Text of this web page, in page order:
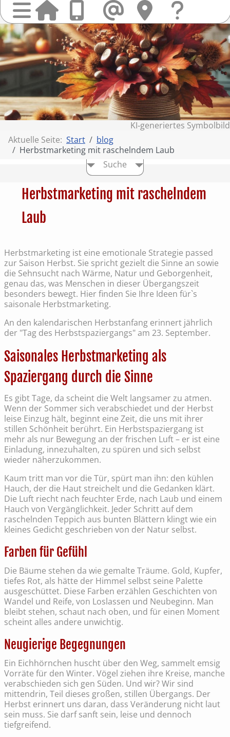
Anrufen
Mail
finden
Sie
uns
&
KI‑generiertes Symbolbild
Aktuelle Seite: Start
blog
Herbstmarketing mit raschelndem Laub
Suche
Herbstmarketing mit raschelndem
Laub
Herbstmarketing ist eine emotionale Strategie passed
zur Saison Herbst. Sie spricht gezielt die Sinne an sowie
die Sehnsucht nach Wärme, Natur und Geborgenheit,
genau das, was Menschen in dieser Übergangszeit
besonders bewegt. Hier finden Sie Ihre Ideen für`s
saisonale Herbstmarketing.
An den kalendarischen Herbstanfang erinnert jährlich
der "Tag des Herbstspaziergangs" am 23. September.
Saisonales Herbstmarketing als
Spaziergang durch die Sinne
Es gibt Tage, da scheint die Welt langsamer zu atmen.
Wenn der Sommer sich verabschiedet und der Herbst
leise Einzug hält, beginnt eine Zeit, die uns mit ihrer
stillen Schönheit berührt. Ein Herbstspaziergang ist
mehr als nur Bewegung an der frischen Luft – er ist eine
Einladung, innezuhalten, zu spüren und sich selbst
wieder näherzukommen.
Kaum tritt man vor die Tür, spürt man ihn: den kühlen
Hauch, der die Haut streichelt und die Gedanken klärt.
Die Luft riecht nach feuchter Erde, nach Laub und einem
Hauch von Vergänglichkeit. Jeder Schritt auf dem
raschelnden Teppich aus bunten Blättern klingt wie ein
kleines Gedicht geschrieben von der Natur selbst.
Farben für Gefühl
Die Bäume stehen da wie gemalte Träume. Gold, Kupfer,
tiefes Rot, als hätte der Himmel selbst seine Palette
ausgeschüttet. Diese Farben erzählen Geschichten von
Wandel und Reife, von Loslassen und Neubeginn. Man
bleibt stehen, schaut nach oben, und für einen Moment
scheint alles andere unwichtig.
Neugierige Begegnungen
Ein Eichhörnchen huscht über den Weg, sammelt emsig
Vorräte für den Winter. Vögel ziehen ihre Kreise, manche
verabschieden sich gen Süden. Und wir? Wir sind
mittendrin, Teil dieses großen, stillen Übergangs. Der
Herbst erinnert uns daran, dass Veränderung nicht laut
sein muss. Sie darf sanft sein, leise und dennoch
tiefgreifend.